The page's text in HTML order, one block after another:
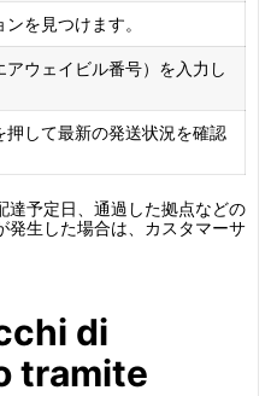
ンを見つけます。
アウェイビル番号）を入力し
押して最新の発送状況を確認
達予定日、通過した拠点などの
発生した場合は、カスタマーサ
di
tramite